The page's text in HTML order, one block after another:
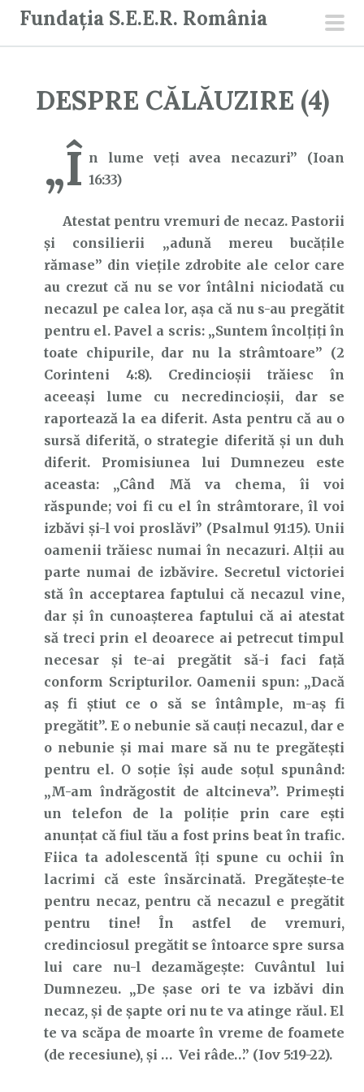
Fundația S.E.E.R. România
DESPRE CĂLĂUZIRE (4)
„Î n lume veţi avea necazuri” (Ioan
16:33)
Atestat pentru vremuri de necaz. Pastorii
și consilierii „adună mereu bucățile
rămase” din viețile zdrobite ale celor care
au crezut că nu se vor întâlni niciodată cu
necazul pe calea lor, așa că nu s-au pregătit
pentru el. Pavel a scris: „Suntem încolţiţi în
toate chipurile, dar nu la strâmtoare” (2
Corinteni 4:8). Credincioșii trăiesc în
aceeași lume cu necredincioșii, dar se
raportează la ea diferit. Asta pentru că au o
sursă diferită, o strategie diferită și un duh
diferit. Promisiunea lui Dumnezeu este
aceasta: „Când Mă va chema, îi voi
răspunde; voi fi cu el în strâmtorare, îl voi
izbăvi şi-l voi proslăvi” (Psalmul 91:15). Unii
oamenii trăiesc numai în necazuri. Alții au
parte numai de izbăvire. Secretul victoriei
stă în acceptarea faptului că necazul vine,
dar și în cunoașterea faptului că ai atestat
să treci prin el deoarece ai petrecut timpul
necesar și te-ai pregătit să-i faci față
conform Scripturilor. Oamenii spun: „Dacă
aș fi știut ce o să se întâmple, m-aș fi
pregătit”. E o nebunie să cauți necazul, dar e
o nebunie și mai mare să nu te pregătești
pentru el. O soție își aude soțul spunând:
„M-am îndrăgostit de altcineva”. Primești
un telefon de la poliție prin care ești
anunțat că fiul tău a fost prins beat în trafic.
Fiica ta adolescentă îți spune cu ochii în
lacrimi că este însărcinată. Pregătește-te
pentru necaz, pentru că necazul e pregătit
pentru tine! În astfel de vremuri,
credinciosul pregătit se întoarce spre sursa
lui care nu-l dezamăgește: Cuvântul lui
Dumnezeu. „De şase ori te va izbăvi din
necaz, şi de şapte ori nu te va atinge răul. El
te va scăpa de moarte în vreme de foamete
(de recesiune), şi … Vei râde…” (Iov 5:19-22).